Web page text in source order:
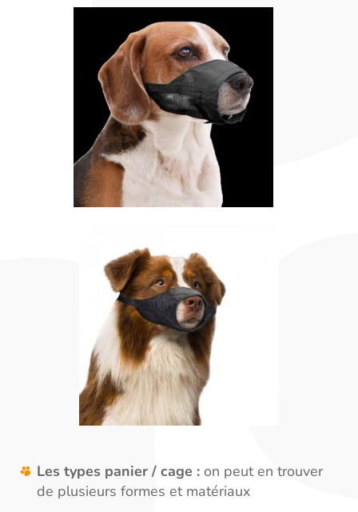
Les types panier / cage : on peut en trouver
de plusieurs formes et matériaux